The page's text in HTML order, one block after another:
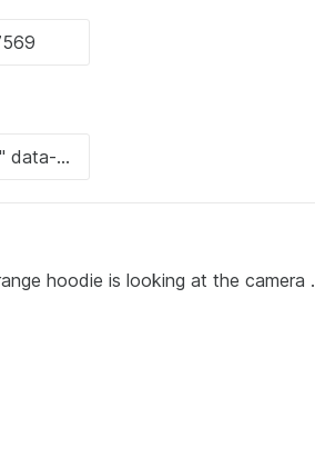
hoodie is looking at the camera .